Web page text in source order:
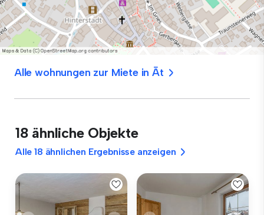
Alle wohnungen zur Miete in Āt
18 ähnliche Objekte
Alle 18 ähnlichen Ergebnisse anzeigen